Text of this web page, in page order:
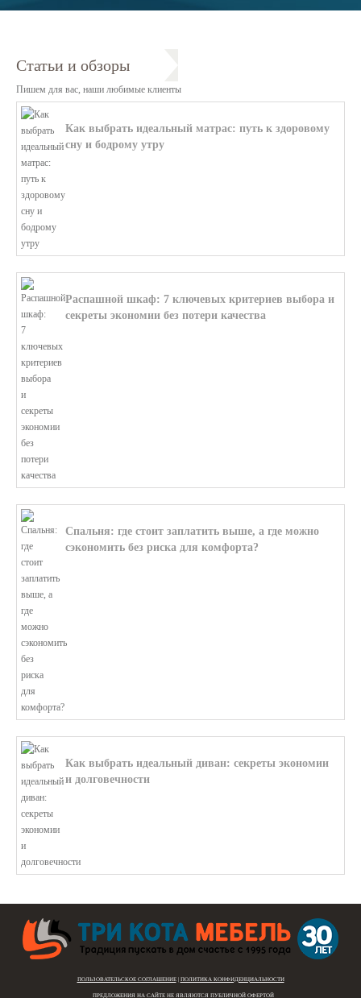
Статьи и обзоры
Пишем для вас, наши любимые клиенты
Как выбрать идеальный матрас: путь к здоровому
сну и бодрому утру
Распашной шкаф: 7 ключевых критериев выбора и
секреты экономии без потери качества
Спальня: где стоит заплатить выше, а где можно
сэкономить без риска для комфорта?
Как выбрать идеальный диван: секреты экономии
и долговечности
ПОЛЬЗОВАТЕЛЬСКОЕ СОГЛАШЕНИЕ| ПОЛИТИКА КОНФИДЕНЦИАЛЬНОСТИ
ПРЕДЛОЖЕНИЯ НА САЙТЕ НЕ ЯВЛЯЮТСЯ ПУБЛИЧНОЙ ОФЕРТОЙ